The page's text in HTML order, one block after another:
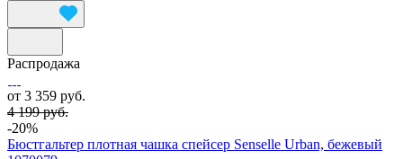
Распродажа
от 3 359 руб.
4 199 руб.
-20%
Бюстгальтер плотная чашка спейсер Senselle Urban, бежевый